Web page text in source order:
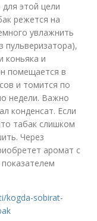
этой цели
режется на
увлажнить
пульверизатора),
коньяка и
помещается в
и томится по
недели. Важно
конденсат. Если
табак слишком
Через
аромат с
kogda-sobirat-